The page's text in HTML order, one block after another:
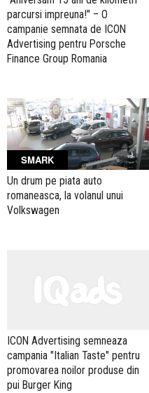
parcursi impreuna!" – O
campanie semnata de ICON
Advertising pentru Porsche
Finance Group Romania
SMARK
Un drum pe piata auto
romaneasca, la volanul unui
Volkswagen
ICON Advertising semneaza
campania "Italian Taste" pentru
promovarea noilor produse din
pui Burger King